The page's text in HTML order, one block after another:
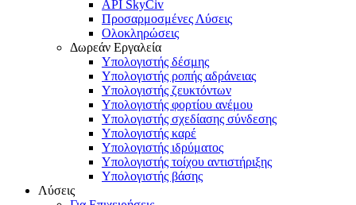
API SkyCiv
Προσαρμοσμένες Λύσεις
Ολοκληρώσεις
Δωρεάν Εργαλεία
Υπολογιστής δέσμης
Υπολογιστής ροπής αδράνειας
Υπολογιστής ζευκτόντων
Υπολογιστής φορτίου ανέμου
Υπολογιστής σχεδίασης σύνδεσης
Υπολογιστής καρέ
Υπολογιστής ιδρύματος
Υπολογιστής τοίχου αντιστήριξης
Υπολογιστής βάσης
Λύσεις